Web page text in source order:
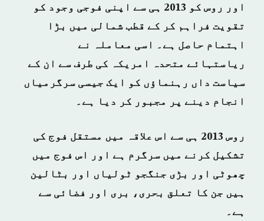
اور روس کو 2013 ہی سے اپنی فوجی وجود کو
تقویت فراہم کر کے قطب شمالی میں بڑا
اہتمام حاصل ہے۔ اسی معاملہ نے
ریاستہائے متحدہ امریکہ کی طرف سے ان کے
سیاست داں رہنماؤں کو ایک جیسی سرگرمیاں
انجام دینے پر مجبور کر دیا ہے۔
روس 2013 ہی سے اس علاقہ میں مستقل فوج کی
تشکیل کرنے میں سرگرم ہے اور اس فوج میں
چھوٹی اور بڑی جنگجو ٹولیاں اور بٹالین
ہیں جن کا تعلق بحری، بری اور فضائی سے
ہے۔